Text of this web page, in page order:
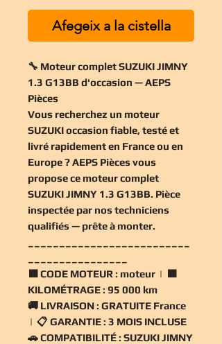
Afegeix a la cistella
🔧 Moteur complet SUZUKI JIMNY
1.3 G13BB d'occasion — AEPS
Pièces
Vous recherchez un moteur
SUZUKI occasion fiable, testé et
livré rapidement en France ou en
Europe ? AEPS Pièces vous
propose ce moteur complet
SUZUKI JIMNY 1.3 G13BB. Pièce
inspectée par nos techniciens
qualifiés — prête à monter.
🟧CODE MOTEUR : moteur | 🟧
KILOMÉTRAGE : 95 000 km
🚚 LIVRAISON : GRATUITE France
| 📋 GARANTIE : 3 MOIS INCLUSE
🚗COMPATIBILITÉ : SUZUKI JIMNY